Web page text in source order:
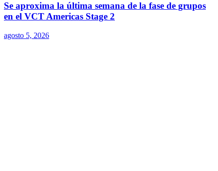
Se aproxima la última semana de la fase de grupos
en el VCT Americas Stage 2
agosto 5, 2026